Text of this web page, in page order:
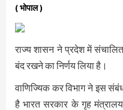
( भोपाल )
राज्य शासन ने प्रदेश में
बंद रखने का निर्णय लिया है।
वाणिज्यिक कर विभाग ने इस
है भारत सरकार के गृह